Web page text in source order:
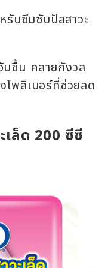
บซึมซับปัสสาวะ
บชื้น คลายกังวล
โพลิเมอร์ที่ช่วยลด
ล็ด 200 ซีซี